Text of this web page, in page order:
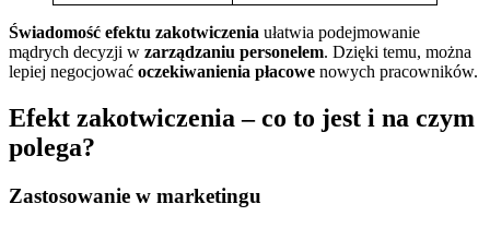
Świadomość efektu zakotwiczenia ułatwia podejmowanie
mądrych decyzji w zarządzaniu personelem. Dzięki temu, można
lepiej negocjować oczekiwanienia płacowe nowych pracowników.
Efekt zakotwiczenia – co to jest i na czym
polega?
Zastosowanie w marketingu